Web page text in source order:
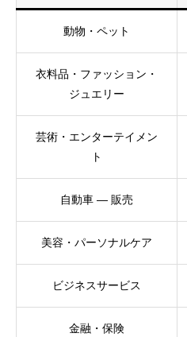
動物・ペット
衣料品・ファッション・
ジュエリー
芸術・エンターテイメン
ト
自動車 — 販売
美容・パーソナルケア
ビジネスサービス
金融・保険